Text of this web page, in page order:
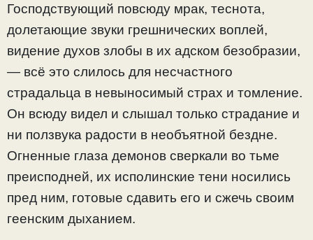
Господствующий повсюду мрак, теснота,
долетающие звуки грешнических воплей,
видение духов злобы в их адском безобразии,
— всё это слилось для несчастного
страдальца в невыносимый страх и томление.
Он всюду видел и слышал только страдание и
ни ползвука радости в необъятной бездне.
Огненные глаза демонов сверкали во тьме
преисподней, их исполинские тени носились
пред ним, готовые сдавить его и сжечь своим
геенским дыханием.